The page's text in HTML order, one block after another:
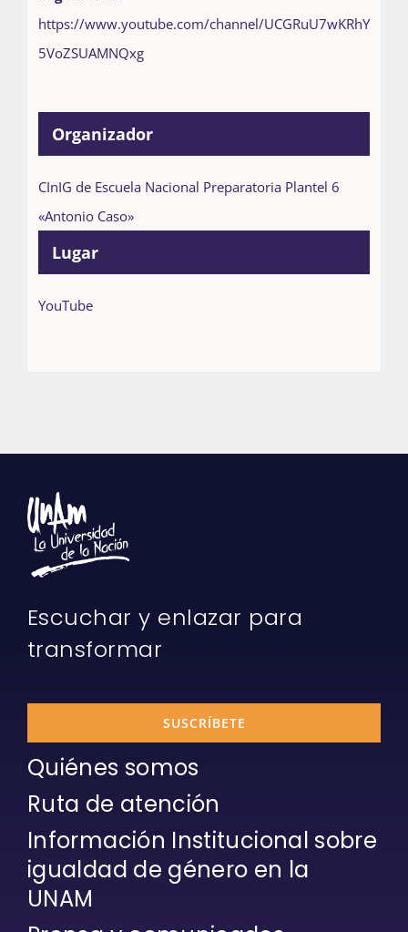
https://www.youtube.com/channel/UCGRuU7wKRhY
5VoZSUAMNQxg
Lugar
YouTube
Organizador
CInIG de Escuela Nacional Preparatoria Plantel 6
«Antonio Caso»
Escuchar y enlazar para
transformar
SUSCRÍBETE
Quiénes somos
Ruta de atención
Información Institucional sobre
igualdad de género en la
UNAM